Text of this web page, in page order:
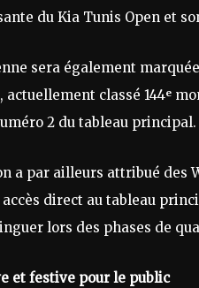
du Kia Tunis Open et
sera également
actuellement classé 144ᵉ
2 du tableau principal.
a par ailleurs attribué des
direct au tableau
lors des phases de
et festive pour le public